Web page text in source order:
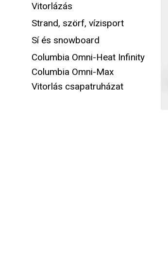
Vitorlázás
Strand, szörf, vízisport
Sí és snowboard
Columbia Omni-Heat Infinity
Columbia Omni-Max
Vitorlás csapatruházat